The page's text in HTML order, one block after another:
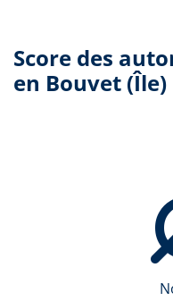
Score des
en Bouvet (Île)